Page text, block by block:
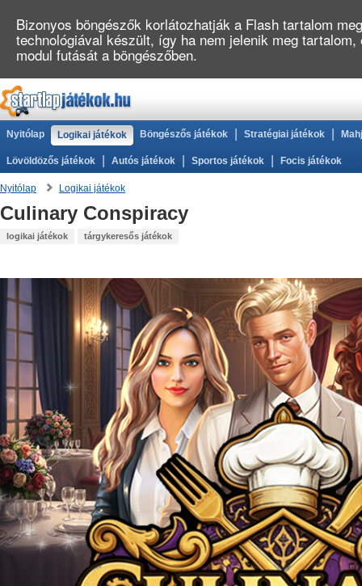
Nyitólap Logikai játékok Böngészős játékok Stratégiai játékok
Lövöldözős játékok Autós játékok Sportos játékok Focis játékok
Nyitólap Logikai játékok
Culinary Conspiracy
logikai játékok tárgykeresős játékok
Bizonyos böngészők korlátozhatják a Flash tartalom
technológiával készült, így ha nem jelenik meg
modul futását a böngészőben.